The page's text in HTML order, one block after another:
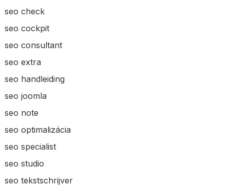
seo check
seo cockpit
seo consultant
seo extra
seo handleiding
seo joomla
seo note
seo optimalizácia
seo specialist
seo studio
seo tekstschrijver